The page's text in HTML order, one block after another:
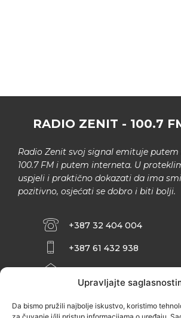
Upravljajte
Da bismo pružili najbolje iskustvo, koristimo
RADIO ZENIT - 100.7
Radio Zenit svoj signal emituje putem
100.7 FM i putem interneta. U
uspjeli i praktično dokazati da ima
pozitivno, osjećati se dobro i biti bolji.
+387 32 404 004
+387 61 432 938
INFO@ZENIT.BA
ZENIČANKA, 3. SPRAT),